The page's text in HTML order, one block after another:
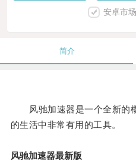
安卓市
简介
风驰加速器是一个全新的
的生活中非常有用的工具。
风驰加速器最新版